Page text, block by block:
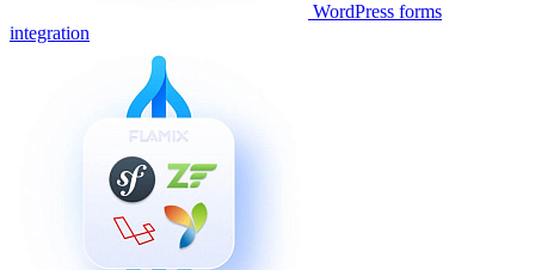
WordPress forms
integration